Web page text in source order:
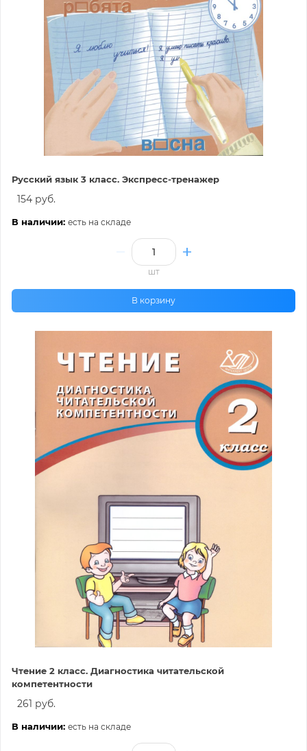
Русский язык 3 класс. Экспресс-тренажер
154 руб.
В наличии: есть на складе
шт
В корзину
Чтение 2 класс. Диагностика читательской
компетентности
261 руб.
В наличии: есть на складе